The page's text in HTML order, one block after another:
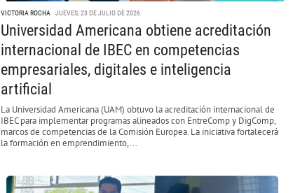
VICTORIA ROCHA JUEVES, 23 DE JULIO DE 2026
Universidad Americana obtiene acreditación
internacional de IBEC en competencias
empresariales, digitales e inteligencia
artificial
La Universidad Americana (UAM) obtuvo la acreditación internacional de
IBEC para implementar programas alineados con EntreComp y DigComp,
marcos de competencias de la Comisión Europea. La iniciativa fortalecerá
la formación en emprendimiento,...